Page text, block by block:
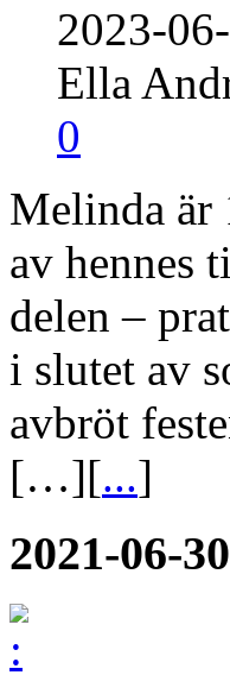
2023-
Ella
0
Melinda är
av hennes
delen –
i slutet av
avbröt
[…][...]
2021-06-30